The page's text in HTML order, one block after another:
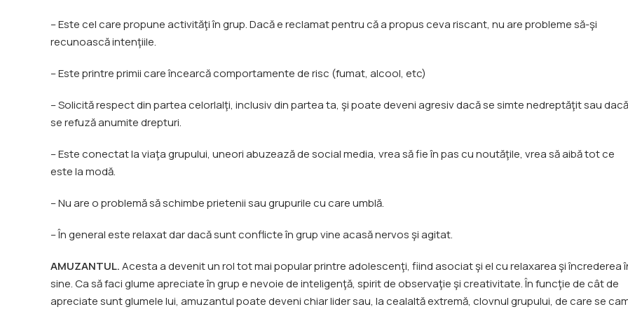
– Este cel care propune activităţi în grup. Dacă e reclamat pentru că a propus ceva riscant, nu are probleme să-şi
recunoască intenţiile.
– Este printre primii care încearcă comportamente de risc (fumat, alcool, etc)
– Solicită respect din partea celorlalţi, inclusiv din partea ta, şi poate deveni agresiv dacă se simte nedreptăţit sau
se refuză anumite drepturi.
– Este conectat la viaţa grupului, uneori abuzează de social media, vrea să fie în pas cu noutăţile, vrea să aibă tot ce
este la modă.
– Nu are o problemă să schimbe prietenii sau grupurile cu care umblă.
– În general este relaxat dar dacă sunt conflicte în grup vine acasă nervos şi agitat.
AMUZANTUL.Acesta a devenit un rol tot mai popular printre adolescenţi, fiind asociat şi el cu relaxarea şi încrederea
sine. Ca să faci glume apreciate în grup e nevoie de inteligenţă, spirit de observaţie şi creativitate. În funcţie de cât de
apreciate sunt glumele lui, amuzantul poate deveni chiar lider sau, la cealaltă extremă, clovnul grupului, de care se